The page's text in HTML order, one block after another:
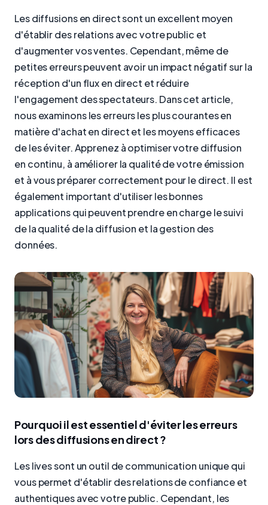
Les diffusions en direct sont un excellent moyen
d'établir des relations avec votre public et
d'augmenter vos ventes. Cependant, même de
petites erreurs peuvent avoir un impact négatif sur la
réception d'un flux en direct et réduire
l'engagement des spectateurs. Dans cet article,
nous examinons les erreurs les plus courantes en
matière d'achat en direct et les moyens efficaces
de les éviter. Apprenez à optimiser votre diffusion
en continu, à améliorer la qualité de votre émission
et à vous préparer correctement pour le direct. Il est
également important d'utiliser les bonnes
applications qui peuvent prendre en charge le suivi
de la qualité de la diffusion et la gestion des
données.
Pourquoi il est essentiel d'éviter les erreurs
lors des diffusions en direct ?
Les lives sont un outil de communication unique qui
vous permet d'établir des relations de confiance et
authentiques avec votre public. Cependant, les